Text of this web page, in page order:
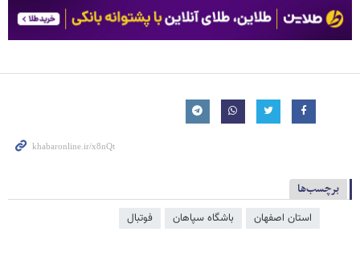
برچسب‌ها
استان اصفهان باشگاه سپاهان فوتبال